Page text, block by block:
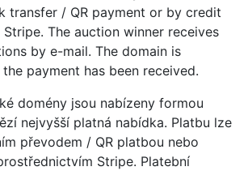
transfer / QR payment or by credit
The auction winner receives
by e-mail. The domain is
payment has been received.
domény jsou nabízeny formou
nejvyšší platná nabídka. Platbu lze
převodem / QR platbou nebo
Stripe. Platební